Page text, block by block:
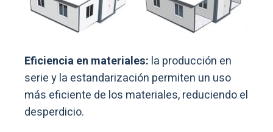
Eficiencia en materiales: la producción en
serie y la estandarización permiten un uso
más eficiente de los materiales, reduciendo el
desperdicio.